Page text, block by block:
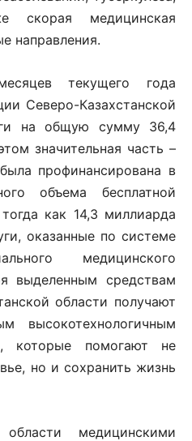
медицинская
направления.
текущего года
Северо-Казахстанской
на общую сумму 36,4
значительная часть –
профинансирована в
объема бесплатной
как 14,3 миллиарда
оказанные по системе
медицинского
выделенным средствам
области получают
высокотехнологичным
которые помогают не
но и сохранить жизнь
медицинскими